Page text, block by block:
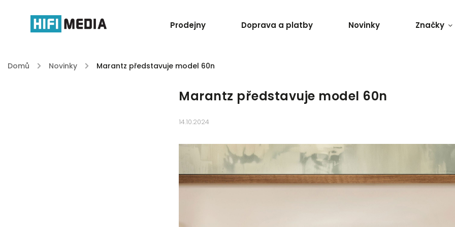
Prodejny Doprava a platby Novinky Značky
Domů / Novinky / Marantz představuje model 60n
Marantz představuje model 60n
14.10.2024